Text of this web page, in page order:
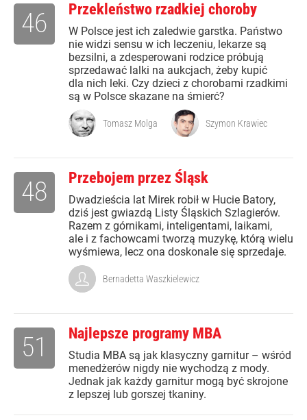
Przekleństwo rzadkiej choroby
W Polsce jest ich zaledwie garstka. Państwo
nie widzi sensu w ich leczeniu, lekarze są
bezsilni, a zdesperowani rodzice próbują
sprzedawać lalki na aukcjach, żeby kupić
dla nich leki. Czy dzieci z chorobami rzadkimi
są w Polsce skazane na śmierć?
46
Tomasz Molga Szymon Krawiec
Przebojem przez Śląsk
Dwadzieścia lat Mirek robił w Hucie Batory,
dziś jest gwiazdą Listy Śląskich Szlagierów.
Razem z górnikami, inteligentami, laikami,
ale i z fachowcami tworzą muzykę, którą wielu
wyśmiewa, lecz ona doskonale się sprzedaje.
48
Bernadetta Waszkielewicz
Najlepsze programy MBA
Studia MBA są jak klasyczny garnitur – wśród
menedżerów nigdy nie wychodzą z mody.
Jednak jak każdy garnitur mogą być skrojone
z lepszej lub gorszej tkaniny.
51